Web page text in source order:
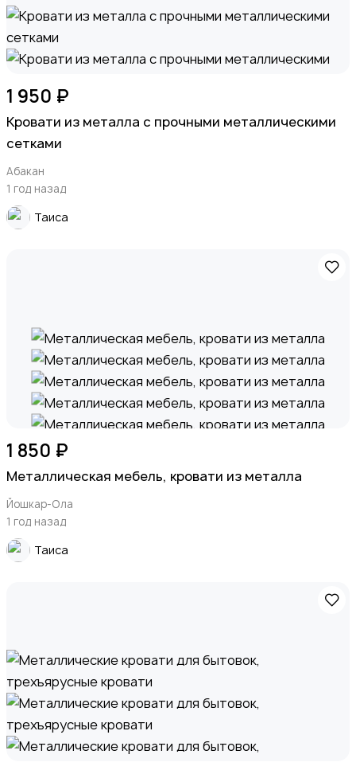
1 950 ₽
Кровати из металла с прочными металлическими
сетками
Абакан
1 год назад
Таиса
1 850 ₽
Металлическая мебель, кровати из металла
Йошкар-Ола
1 год назад
Таиса